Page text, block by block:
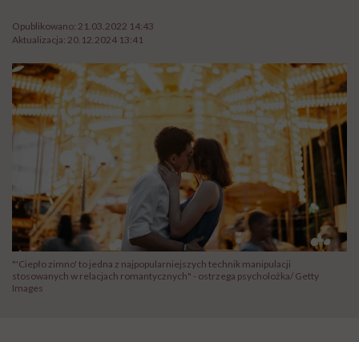
Opublikowano: 21.03.2022 14:43
Aktualizacja: 20.12.2024 13:41
"'Ciepło zimno' to jedna z najpopularniejszych technik manipulacji
stosowanych w relacjach romantycznych" - ostrzega psycholożka/ Getty
Images